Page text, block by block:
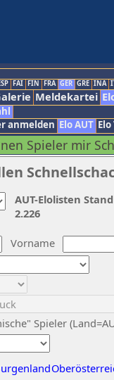
FAI FIN FRA GER GRE INA
Meldekartei
anmelden Elo AUT
Spieler mir
Vorname
Spieler
AUT-Elolisten
2.226